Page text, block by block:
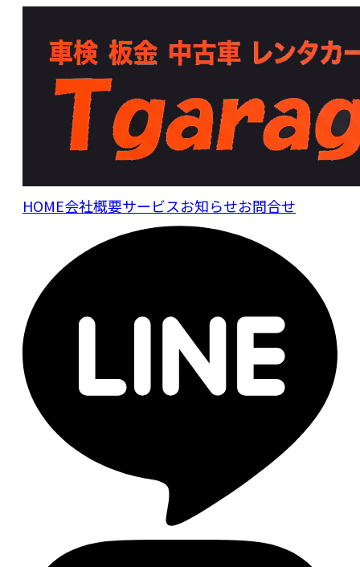
HOME会社概要サービスお知らせお問合せ